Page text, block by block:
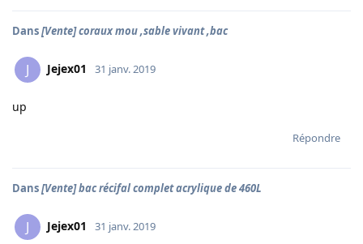
Dans[Vente] coraux mou ,sable vivant ,bac
J Jejex01 31 janv. 2019
up
Répondre
Dans[Vente] bac récifal complet acrylique de 460L
J Jejex01 31 janv. 2019